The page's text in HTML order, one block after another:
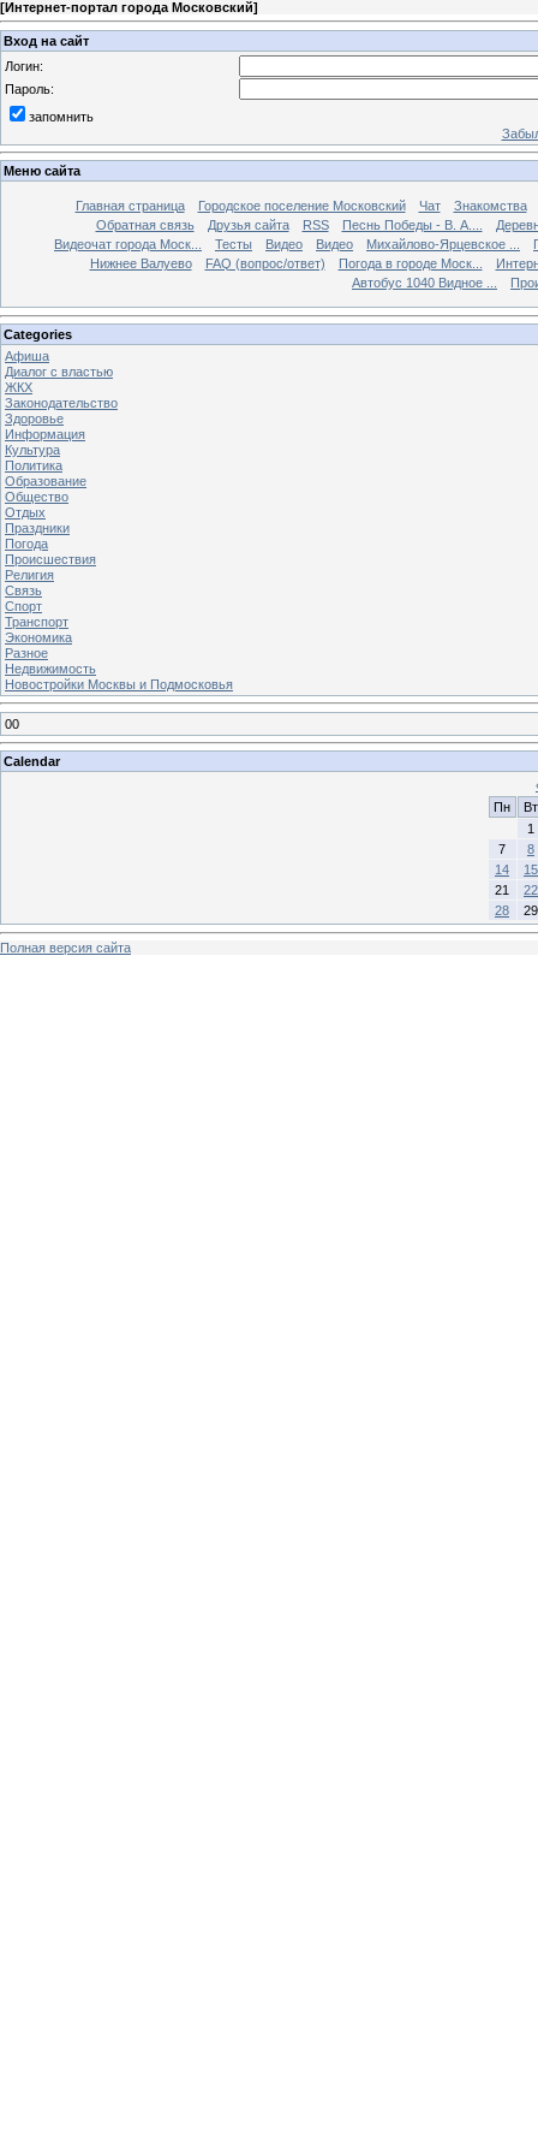
[Интернет-портал города Московский]
Вход на сайт
Логин:
Пароль:
запомнить
Меню сайта
Главная страница Городское поселение Московский Чат
Знакомства
Обратная связь
Друзья сайта RSS Песнь Победы - В. А....
Видеочат города Моск...
Тесты Видео Видео Михайлово-Ярцевское ...
Нижнее Валуево
FAQ (вопрос/ответ) Погода в городе Моск...
Автобус 1040 Видное ...
Categories
Афиша
Диалог с властью
ЖКХ
Законодательство
Здоровье
Информация
Культура
Политика
Образование
Общество
Отдых
Праздники
Погода
Происшествия
Религия
Связь
Спорт
Транспорт
Экономика
Разное
Недвижимость
Новостройки Москвы и Подмосковья
00
Calendar
Пн
Вт
1
7
8
14
15
21
22
28
29
Полная версия сайта